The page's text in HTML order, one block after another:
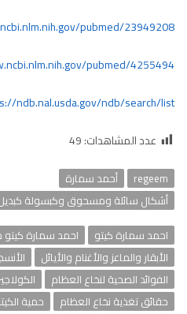
pubmed/23949208
pubmed/4255494
ndb.nal.usda.gov/ndb/search/list
عدد المشاهدات:49
regeem
أحمد سمارة
أشكال سائلة ومسحوق وكبسولة
العظام
احمد سمارة كيتو
احمد سمارة كيتو
الأبقار والماعز والأغنام والأيائل
الفوائد الصحية لنخاع العظام
حقائق تغذية نخاع العظام
حمية